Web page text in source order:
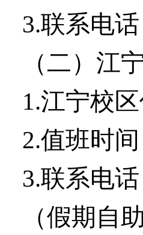
3.联系电话
（二）江
1.江宁校
2.值班时
3.联系电话
（假期自